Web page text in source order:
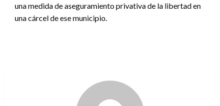
una medida de aseguramiento privativa de la libertad en
una cárcel de ese municipio.